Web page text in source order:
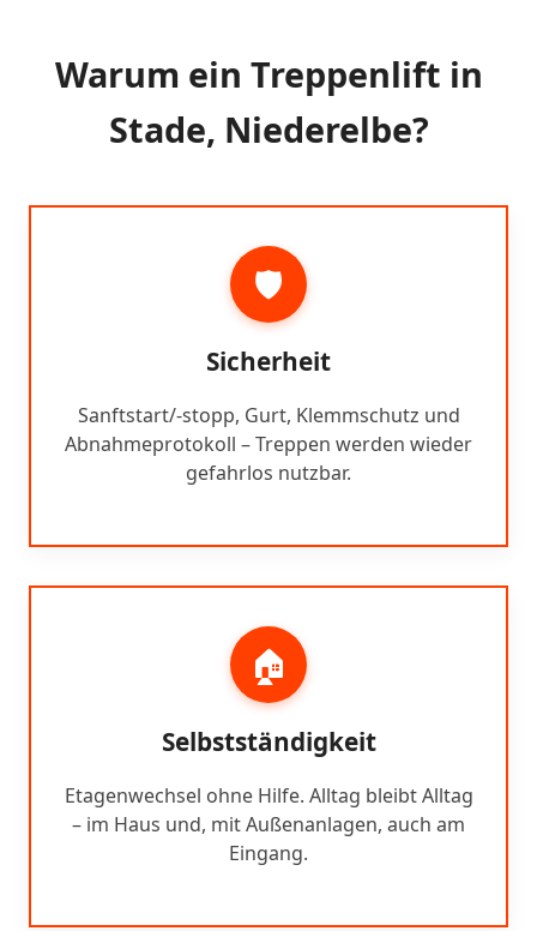
Warum ein Treppenlift in
Stade, Niederelbe?
🛡️
Sicherheit
Sanftstart/-stopp, Gurt, Klemmschutz und
Abnahmeprotokoll – Treppen werden wieder
gefahrlos nutzbar.
🏠
Selbstständigkeit
Etagenwechsel ohne Hilfe. Alltag bleibt Alltag
– im Haus und, mit Außenanlagen, auch am
Eingang.